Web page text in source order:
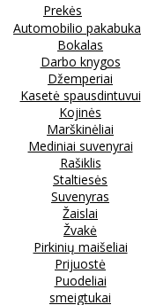
Prekės
Automobilio
Bokalas
Darbo knygos
Džemperiai
Kasetė spausdintuvui
Kojinės
Marškinėliai
Mediniai suvenyrai
Rašiklis
Staltiesės
Suvenyras
Žaislai
Žvakė
Pirkinių maišeliai
Prijuostė
Puodeliai
smeigtukai